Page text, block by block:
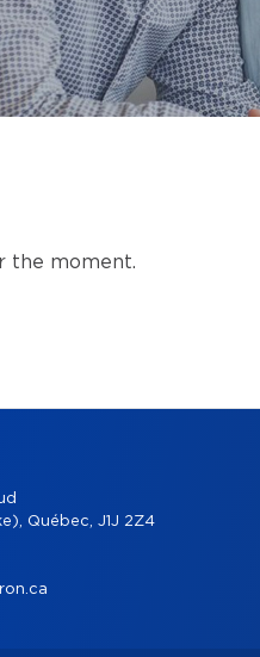
the moment.
Québec, J1J 2Z4